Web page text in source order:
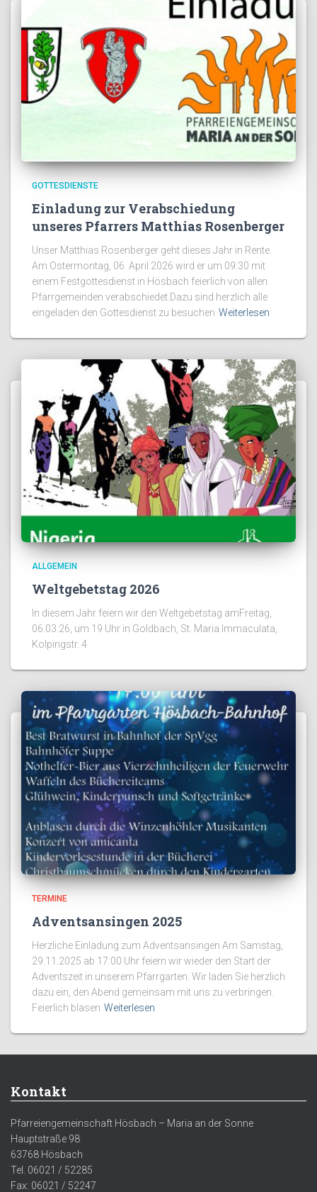
GOTTESDIENSTE
Einladung zur Verabschiedung
unseres Pfarrers Matthias Rosenberger
Unser Matthias Rosenberger geht dieses Jahr in Rente.
Am Ostermontag, 06. April 2026 wird er um 09:30 mit
einem Festgottesdienst in Hösbach feierlich von allen
Pfarrgemeinden verabschiedet.Dazu sind herzlich alle
eingeladen den Gottesdienst zu besuchen Weiterlesen
ALLGEMEIN
Weltgebetstag 2026
In diesem Jahr feiern wir den Weltgebetstag amFreitag,
06.03.26, um 19 Uhr in Goldbach, St. Maria Immaculata,
Kolpingstr. 4
TERMINE
Adventsansingen 2025
Herzliche Einladung zum Adventsansingen Am Samstag,
29.11.2025 ab 17:00 Uhr feiern wir wieder den Start der
Adventszeit in unserem Pfarrgarten. Wir laden Sie herzlich
dazu ein, den Abend gemeinsam mit uns zu verbringen.
Feierlich blasen Weiterlesen
Kontakt
Pfarreiengemeinschaft Hösbach – Maria an der Sonne
Hauptstraße 98
63768 Hösbach
Tel. 06021 / 52285
Fax: 06021 / 52247